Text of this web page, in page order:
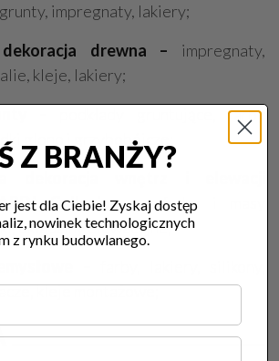
impregnaty, lakiery;
drewna – impregnaty,
kleje, lakiery;
podkłady gruntujące, farby
glono i grzybobójcze;
Collezione –farby i masy
okładziny elewacyjne;
kleje montażowe;
Z BRANŻY?
jest dla Ciebie! Zyskaj dostęp
nowinek technologicznych
z rynku budowlanego.